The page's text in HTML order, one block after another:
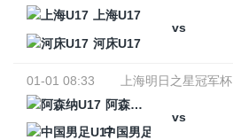
上海U17
vs
河床U17
01-01 08:33
上海明日之星冠军杯
阿森纳U17
vs
中国男足U17